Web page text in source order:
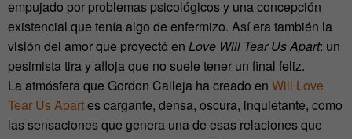
empujado por problemas psicológicos y una concepción
existencial que tenía algo de enfermizo. Así era también la
visión del amor que proyectó en Love Will Tear Us Apart: un
pesimista tira y afloja que no suele tener un final feliz.
La atmósfera que Gordon Calleja ha creado en Will Love
Tear Us Apartes cargante, densa, oscura, inquietante, como
las sensaciones que genera una de esas relaciones que